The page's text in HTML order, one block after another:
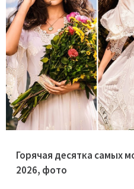
Горячая десятка самых
2026, фото